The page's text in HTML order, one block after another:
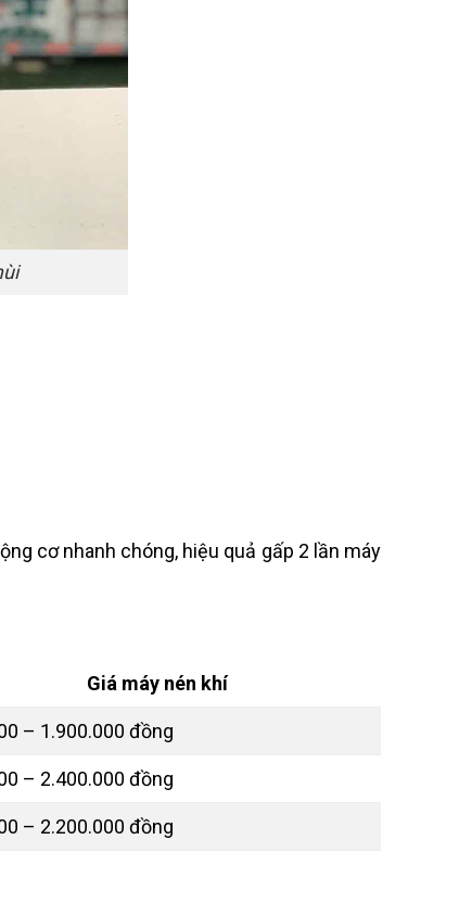
cơ nhanh chóng, hiệu quả gấp 2 lần máy
Giá máy nén khí
– 1.900.000 đồng
– 2.400.000 đồng
– 2.200.000 đồng